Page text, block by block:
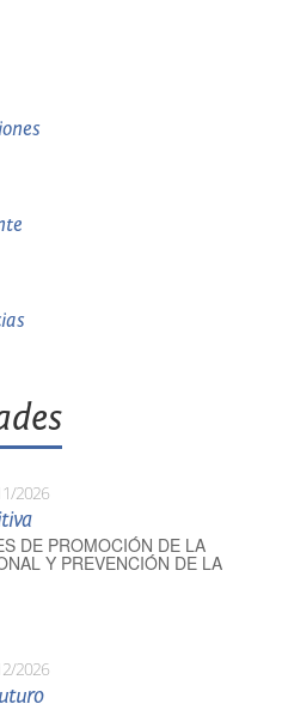
2026
DE PROMOCIÓN DE LA
Y PREVENCIÓN DE LA
2026